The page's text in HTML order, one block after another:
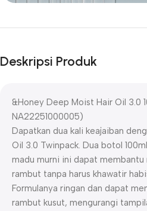
Deskripsi Produk
&Honey Deep Moist Hair Oil 3.0
NA22251000005)
Dapatkan dua kali keajaiban
Oil 3.0 Twinpack. Dua botol
madu murni ini dapat membantu
rambut tanpa harus khawatir
Formulanya ringan dan dapat
rambut kusut, mengurangi